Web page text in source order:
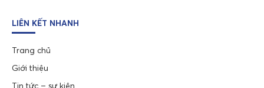
LIÊN KẾT NHANH
Trang chủ
Giới thiệu
Tin tức – sự kiện